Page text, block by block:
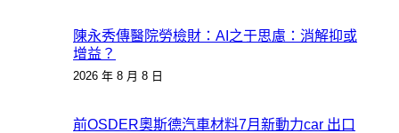
陳永秀傳醫院勞檢財：AI之于思慮：消解抑或
增益？
2026 年 8 月 8 日
前OSDER奧斯德汽車材料7月新動力car 出口